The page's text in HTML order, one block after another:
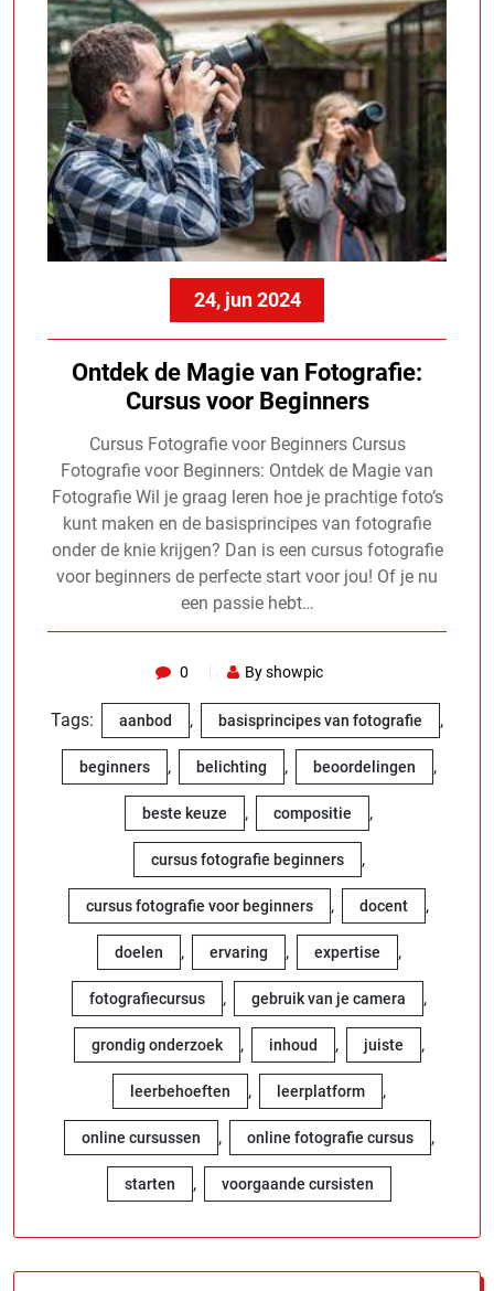
24, jun 2024
Ontdek de Magie van Fotografie:
Cursus voor Beginners
Cursus Fotografie voor Beginners Cursus
Fotografie voor Beginners: Ontdek de Magie van
Fotografie Wil je graag leren hoe je prachtige foto’s
kunt maken en de basisprincipes van fotografie
onder de knie krijgen? Dan is een cursus fotografie
voor beginners de perfecte start voor jou! Of je nu
een passie hebt…
0 By showpic
Tags: aanbod , basisprincipes van fotografie ,
beginners , belichting , beoordelingen ,
beste keuze , compositie ,
cursus fotografie beginners ,
cursus fotografie voor beginners , docent ,
doelen , ervaring , expertise ,
fotografiecursus , gebruik van je camera ,
grondig onderzoek , inhoud , juiste ,
leerbehoeften , leerplatform ,
online cursussen , online fotografie cursus ,
starten , voorgaande cursisten